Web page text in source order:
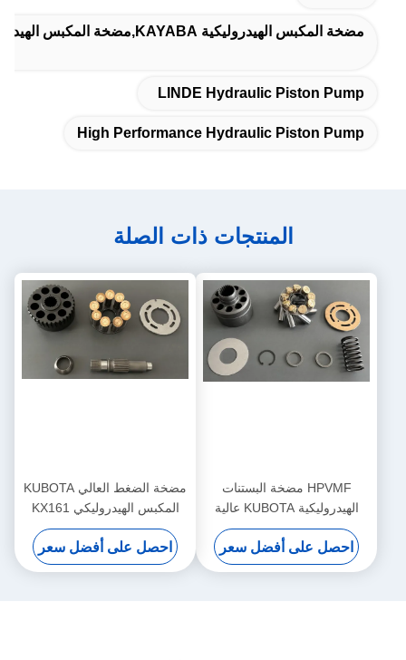
مضخة المكبس الهيدروليكية KAYABA,مضخة المكبس الهيدروليكية,مضخة البستنات الهيدروليكية عالية الأداء
LINDE Hydraulic Piston Pump
High Performance Hydraulic Piston Pump
المنتجات ذات الصلة
HPVMF مضخة البستنات
الهيدروليكية KUBOTA عالية
الأداء HPVMF16 HPVMF23
HPVMF32 قطع غيار المحرك
احصل على أفضل سعر
مضخة الضغط العالي KUBOTA
المكبس الهيدروليكي KX161
احصل على أفضل سعر